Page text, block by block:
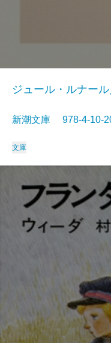
ジュール・ルナー
新潮文庫 978-4-
文庫